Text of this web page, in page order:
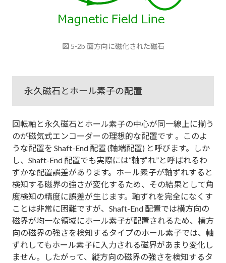
図 5-2b 面方向に磁化された磁石
永久磁石とホール素子の配置
回転軸と永久磁石とホール素子の中心が同一線上に揃う
のが磁気式エンコーダーの理想的な配置です 。このよ
うな配置を Shaft-End 配置 (軸端配置) と呼びます。しか
し、Shaft-End 配置でも実際には“軸ずれ”と呼ばれるわ
ずかな配置誤差があります。ホール素子が軸ずれすると
検知する磁界の強さが変化するため、その結果として角
度検知の精度に誤差が生じます。軸ずれを完全になくす
ことは非常に困難ですが、Shaft-End 配置では横方向の
磁界が均一な領域にホール素子が配置されるため、横方
向の磁界の強さを検知するタイプのホール素子では、軸
ずれしてもホール素子に入力される磁界があまり変化し
ません。したがって、縦方向の磁界の強さを検知するタ